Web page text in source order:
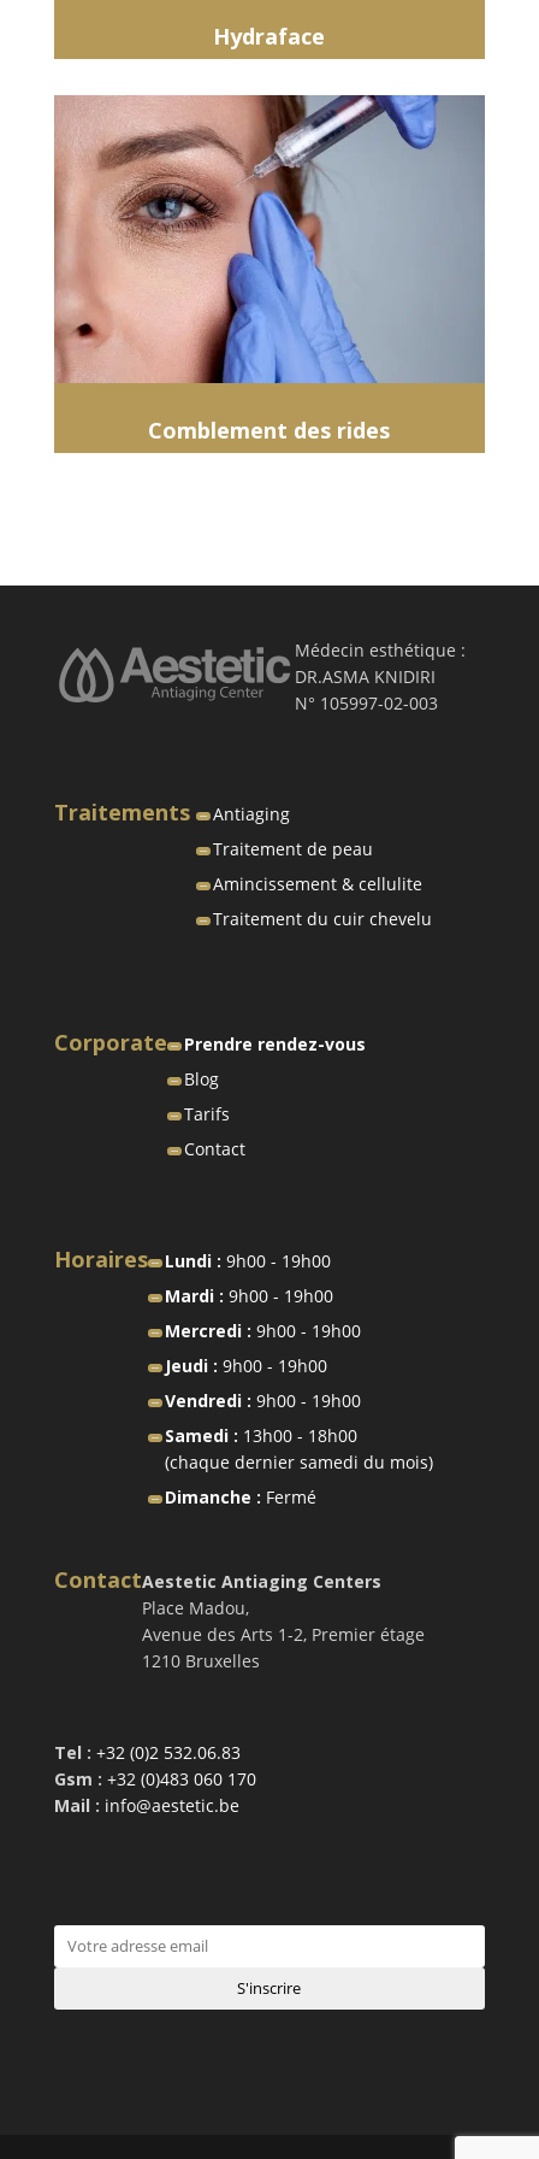
Hydraface
Comblement des rides
Médecin esthétique :
DR.ASMA KNIDIRI
N° 105997-02-003
Traitements
Antiaging
Traitement de peau
Amincissement & cellulite
Traitement du cuir chevelu
Corporate
Prendre rendez-vous
Blog
Tarifs
Contact
Horaires Lundi : 9h00 - 19h00
Mardi : 9h00 - 19h00
Mercredi : 9h00 - 19h00
Jeudi : 9h00 - 19h00
Vendredi : 9h00 - 19h00
Samedi : 13h00 - 18h00
(chaque dernier samedi du mois)
Dimanche : Fermé
ContactAestetic Antiaging Centers
Place Madou,
Avenue des Arts 1-2, Premier étage
1210 Bruxelles
Tel : +32 (0)2 532.06.83
Gsm : +32 (0)483 060 170
Mail : info@aestetic.be